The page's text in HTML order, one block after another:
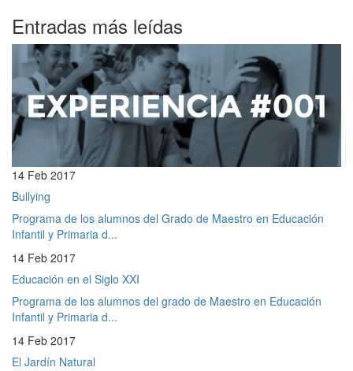
Entradas más leídas
14 Feb 2017
Bullying
Programa de los alumnos del Grado de Maestro en Educación
Infantil y Primaria d...
14 Feb 2017
Educación en el Siglo XXI
Programa de los alumnos del grado de Maestro en Educación
Infantil y Primaria d...
14 Feb 2017
El Jardín Natural